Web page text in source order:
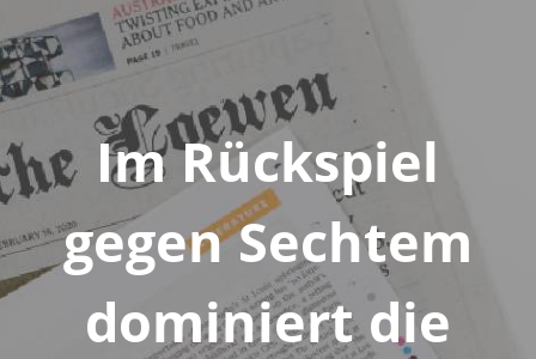
Im Rückspiel
gegen Sechtem
dominiert die